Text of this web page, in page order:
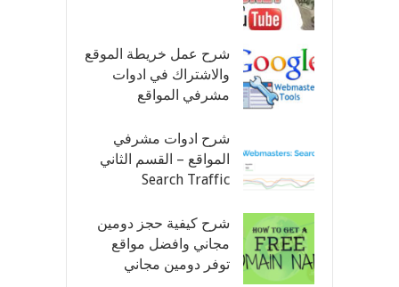
شرح عمل خريطة الموقع
والاشتراك في ادوات
مشرفي المواقع
شرح ادوات مشرفي
المواقع – القسم الثاني
Search Traffic
شرح كيفية حجز دومين
مجاني وافضل مواقع
توفر دومين مجاني